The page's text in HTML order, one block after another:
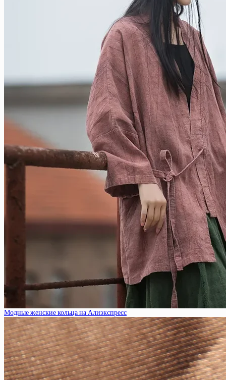
Модные женские кольца на Алиэкспресс